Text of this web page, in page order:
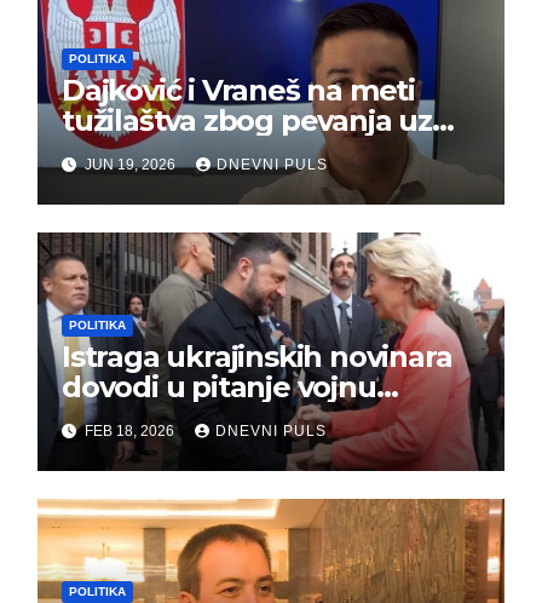
POLITIKA
Dajković i Vraneš na meti
tužilaštva zbog pevanja uz
gusle
JUN 19, 2026 DNEVNI PULS
POLITIKA
Istraga ukrajinskih novinara
dovodi u pitanje vojnu
pomoć Kijevu – Vojna pomoć
skrenula sa puta!
FEB 18, 2026 DNEVNI PULS
POLITIKA